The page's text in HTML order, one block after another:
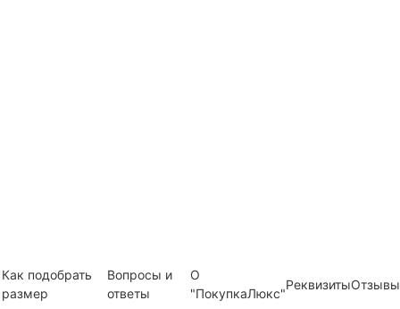
Как подобрать
размер
Вопросы и
ответы
О
"ПокупкаЛюкс"
РеквизитыОтзывы